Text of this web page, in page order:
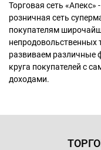
Торговая сеть
розничная сеть
покупателям
развиваем различные
круга покупателей с
доходами.